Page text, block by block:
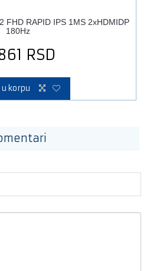
FHD RAPID IPS 1MS 2xHDMIDP
180Hz
RSD
korpu